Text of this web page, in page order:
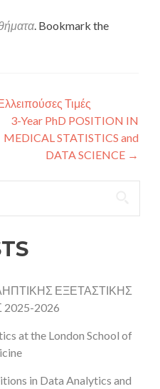
. Bookmark the
Τιμές
3-Year PhD POSITION IN
MEDICAL STATISTICS and
DATA SCIENCE →
ΕΞΕΤΑΣΤΙΚΗΣ
2026
at the London School of
in Data Analytics and